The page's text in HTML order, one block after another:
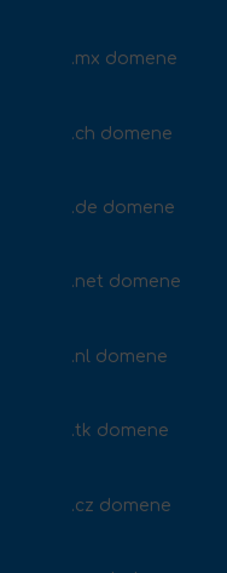
.mx domene
.ch domene
.de domene
.net domene
.nl domene
.tk domene
.cz domene